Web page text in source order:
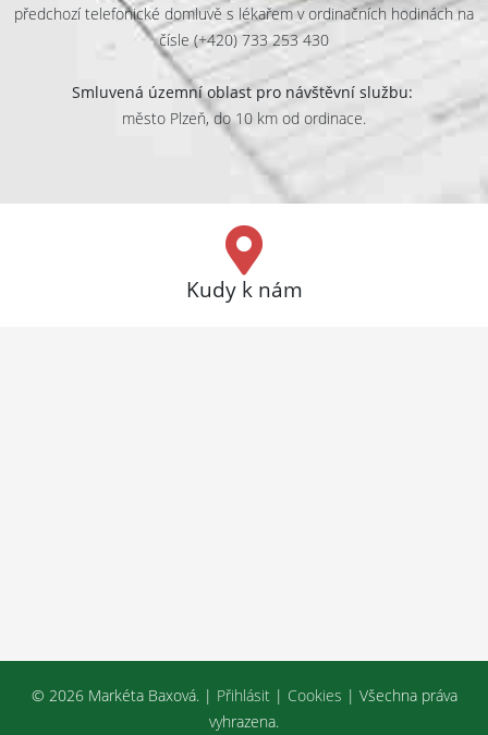
předchozí telefonické domluvě s lékařem v ordinačních hodinách na
čísle (+420) 733 253 430
Smluvená územní oblast pro návštěvní službu:
město Plzeň, do 10 km od ordinace.
Kudy k nám
© 2026 Markéta Baxová. | Přihlásit | Cookies | Všechna práva
vyhrazena.